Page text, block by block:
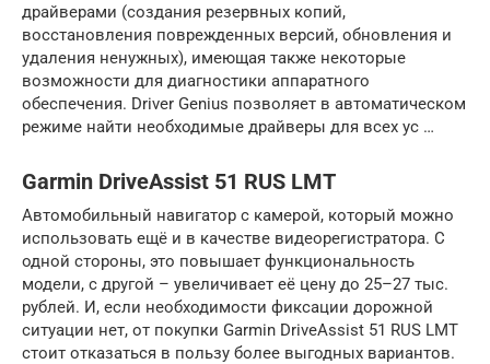
драйверами (создания резервных копий,
восстановления поврежденных версий, обновления и
удаления ненужных), имеющая также некоторые
возможности для диагностики аппаратного
обеспечения. Driver Genius позволяет в автоматическом
режиме найти необходимые драйверы для всех ус …
Garmin DriveAssist 51 RUS LMT
Автомобильный навигатор с камерой, который можно
использовать ещё и в качестве видеорегистратора. С
одной стороны, это повышает функциональность
модели, с другой – увеличивает её цену до 25–27 тыс.
рублей. И, если необходимости фиксации дорожной
ситуации нет, от покупки Garmin DriveAssist 51 RUS LMT
стоит отказаться в пользу более выгодных вариантов.